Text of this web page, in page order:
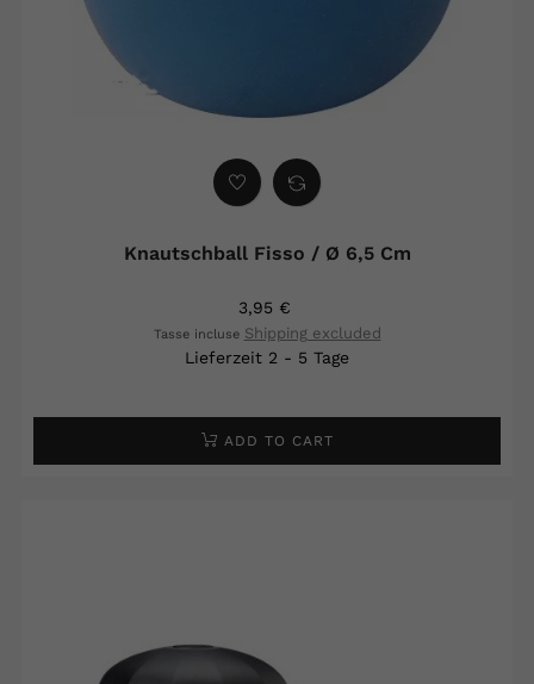
Knautschball Fisso / Ø 6,5 Cm
3,95 €
Tasse incluse Shipping excluded
Lieferzeit 2 - 5 Tage
ADD TO CART